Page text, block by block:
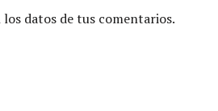
datos de tus comentarios.